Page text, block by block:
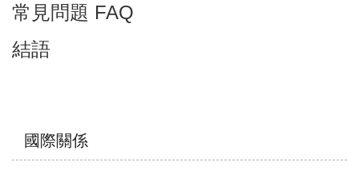
常見問題 FAQ
結語
國際關係